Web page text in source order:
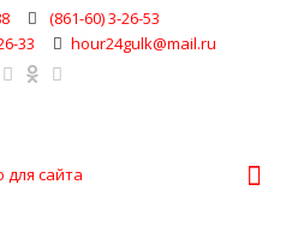
(861-60) 3-26-53
33
hour24gulk@mail.ru